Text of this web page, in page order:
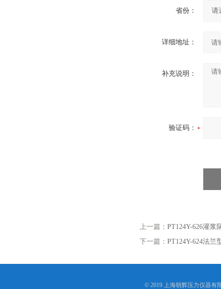
省份：
详细地址：
补充说明：
验证码：
上一篇： PT124Y-626灌浆
下一篇： PT124Y-624法兰
© 2019 上海朝辉压力仪器有